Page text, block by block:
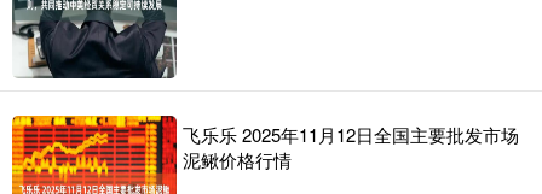
飞乐乐 2025年11月12日全国主要批发市场
泥鳅价格行情